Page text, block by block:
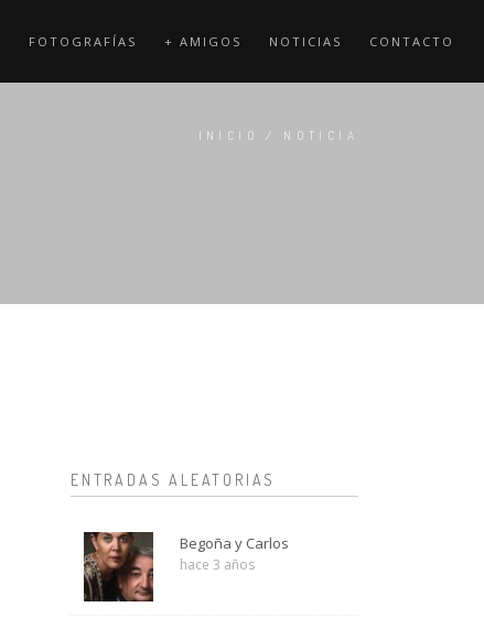
FOTOGRAFÍAS + AMIGOS NOTICIAS CONTACTO
INICIO / NOTICIA
ENTRADAS ALEATORIAS
Begoña y Carlos
hace 3 años